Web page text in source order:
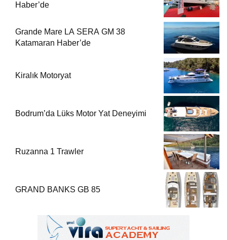
Haber’de
Grande Mare LA SERA GM 38
Katamaran Haber’de
Kiralık Motoryat
Bodrum’da Lüks Motor Yat Deneyimi
Ruzanna 1 Trawler
GRAND BANKS GB 85